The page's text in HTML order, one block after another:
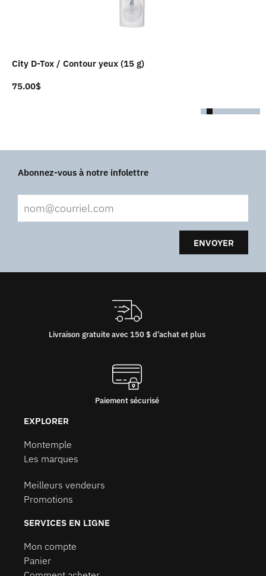
City D-Tox / Contour yeux (15 g)
75.00$
Abonnez-vous à notre infolettre
ENVOYER
Livraison gratuite avec 150 $ d’achat et plus
Paiement sécurisé
EXPLORER
Montemple
Les marques
Meilleurs vendeurs
Promotions
SERVICES EN LIGNE
Mon compte
Panier